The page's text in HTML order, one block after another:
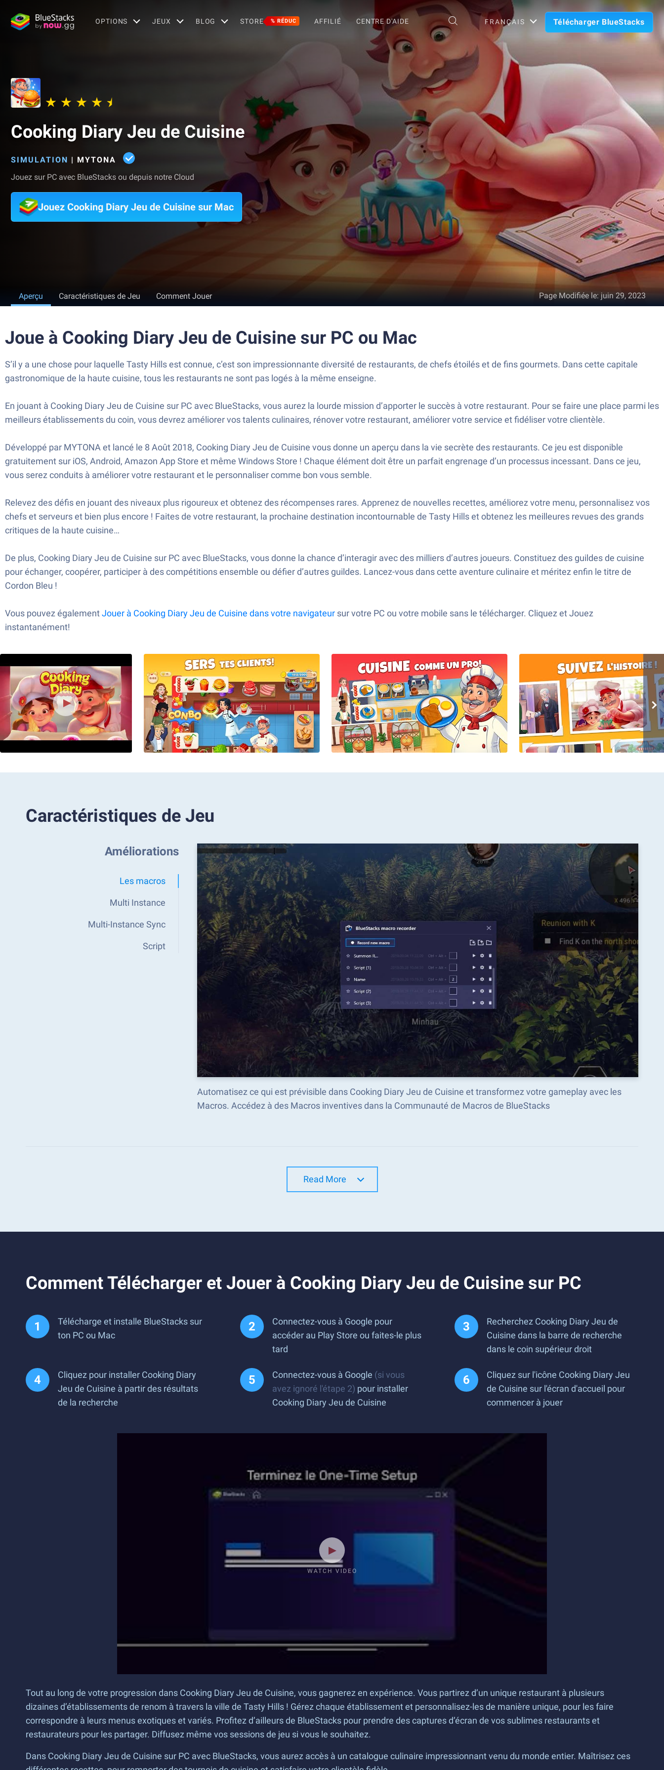
OPTIONS JEUX BLOG STORE % RÉDUC AFFILIÉ CENTRE D'AIDE FRANÇAIS Télécharger BlueStacks
Cooking Diary Jeu de Cuisine
SIMULATION | MYTONA
Jouez sur PC avec BlueStacks ou depuis notre Cloud
Jouez Cooking Diary Jeu de Cuisine sur Mac
Aperçu Caractéristiques de Jeu Comment Jouer Page Modifiée le:juin 29, 2023
Joue à Cooking Diary Jeu de Cuisine sur PC ou Mac
S’il y a une chose pour laquelle Tasty Hills est connue, c’est son impressionnante diversité de restaurants, de chefs étoilés et de fins gourmets. Dans cette capitale
gastronomique de la haute cuisine, tous les restaurants ne sont pas logés à la même enseigne.
En jouant à Cooking Diary Jeu de Cuisine sur PC avec BlueStacks, vous aurez la lourde mission d’apporter le succès à votre restaurant. Pour se faire une place parmi les
meilleurs établissements du coin, vous devrez améliorer vos talents culinaires, rénover votre restaurant, améliorer votre service et fidéliser votre clientèle.
Développé par MYTONA et lancé le 8 Août 2018, Cooking Diary Jeu de Cuisine vous donne un aperçu dans la vie secrète des restaurants. Ce jeu est disponible
gratuitement sur iOS, Android, Amazon App Store et même Windows Store ! Chaque élément doit être un parfait engrenage d’un processus incessant. Dans ce jeu,
vous serez conduits à améliorer votre restaurant et le personnaliser comme bon vous semble.
Relevez des défis en jouant des niveaux plus rigoureux et obtenez des récompenses rares. Apprenez de nouvelles recettes, améliorez votre menu, personnalisez vos
chefs et serveurs et bien plus encore ! Faites de votre restaurant, la prochaine destination incontournable de Tasty Hills et obtenez les meilleures revues des grands
critiques de la haute cuisine…
De plus, Cooking Diary Jeu de Cuisine sur PC avec BlueStacks, vous donne la chance d’interagir avec des milliers d’autres joueurs. Constituez des guildes de cuisine
pour échanger, coopérer, participer à des compétitions ensemble ou défier d’autres guildes. Lancez-vous dans cette aventure culinaire et méritez enfin le titre de
Cordon Bleu !
Vous pouvez égalementJouer à Cooking Diary Jeu de Cuisine dans votre navigateur sur votre PC ou votre mobile sans le télécharger. Cliquez et Jouez
instantanément!
Caractéristiques de Jeu
Améliorations
Les macros
Multi Instance
Multi-Instance Sync
Script
Automatisez ce qui est prévisible dans Cooking Diary Jeu de Cuisine et transformez votre gameplay avec les
Macros. Accédez à des Macros inventives dans la Communauté de Macros de BlueStacks
Read More
Comment Télécharger et Jouer à Cooking Diary Jeu de Cuisine sur PC
Télécharge et installe BlueStacks sur
ton PC ou Mac
Connectez-vous à Google pour
accéder au Play Store ou faites-le plus
tard
Recherchez Cooking Diary Jeu de
Cuisine dans la barre de recherche
dans le coin supérieur droit
Cliquez pour installer Cooking Diary
Jeu de Cuisine à partir des résultats
de la recherche
Connectez-vous à Google (si vous
avez ignoré l'étape 2) pour installer
Cooking Diary Jeu de Cuisine
Cliquez sur l'icône Cooking Diary Jeu
de Cuisine sur l'écran d'accueil pour
commencer à jouer
WATCH VIDEO
Tout au long de votre progression dans Cooking Diary Jeu de Cuisine, vous gagnerez en expérience. Vous partirez d’un unique restaurant à plusieurs
dizaines d’établissements de renom à travers la ville de Tasty Hills ! Gérez chaque établissement et personnalisez-les de manière unique, pour les faire
correspondre à leurs menus exotiques et variés. Profitez d’ailleurs de BlueStacks pour prendre des captures d’écran de vos sublimes restaurants et
restaurateurs pour les partager. Diffusez même vos sessions de jeu si vous le souhaitez.
Dans Cooking Diary Jeu de Cuisine sur PC avec BlueStacks, vous aurez accès à un catalogue culinaire impressionnant venu du monde entier. Maîtrisez ces